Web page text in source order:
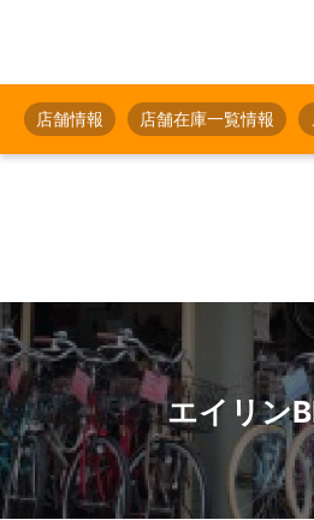
店舗情報 店舗在庫一覧情報
エイリン